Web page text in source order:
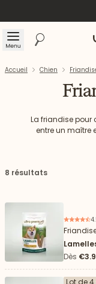
Menu Rechercher
Accueil Chien
La friandise pour
entre un maître
permet également
8 résultats
Dès
Lot de